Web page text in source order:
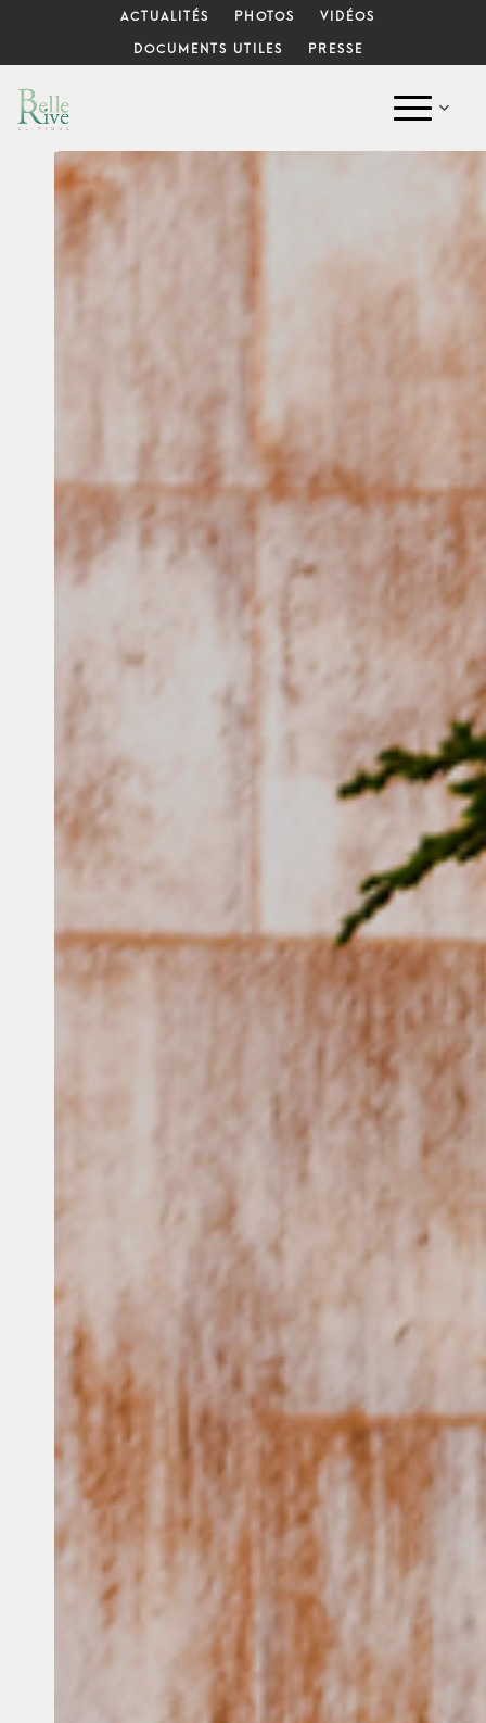
ACTUALITÉS PHOTOS VIDÉOS
DOCUMENTS UTILES PRESSE